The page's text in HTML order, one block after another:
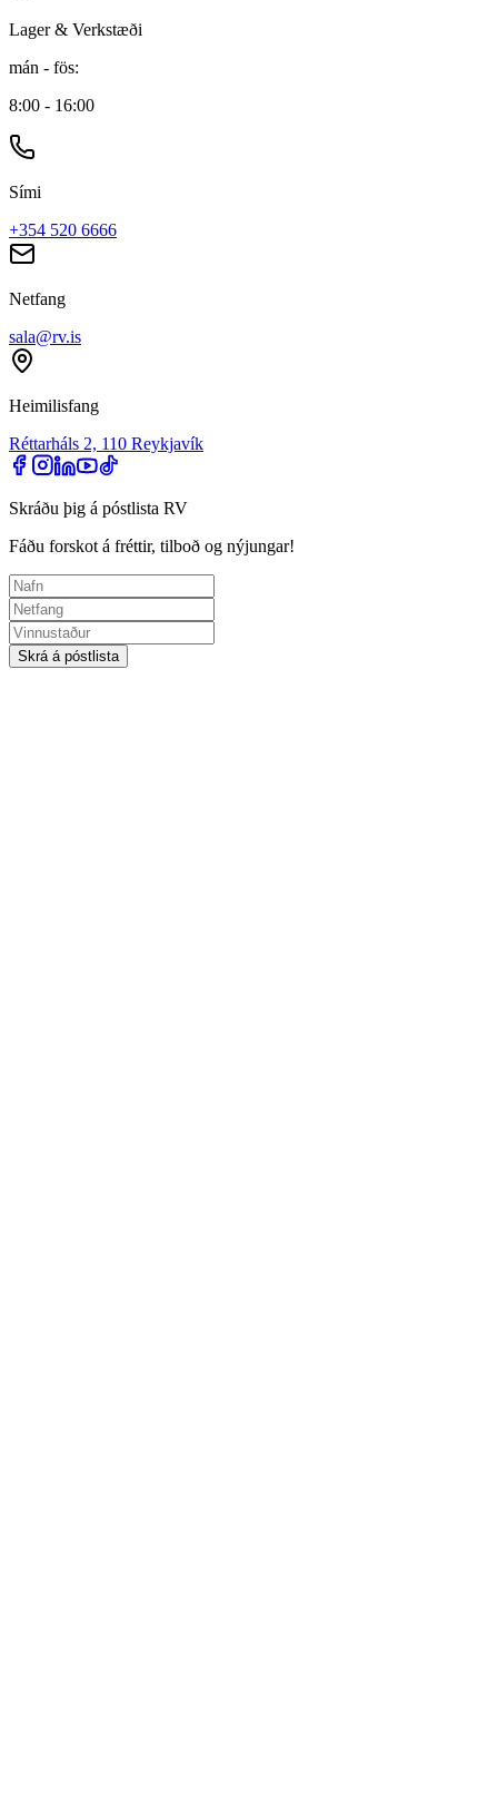
Lager & Verkstæði
mán - fös:
8:00 - 16:00
Sími
+354 520 6666
Netfang
sala@rv.is
Heimilisfang
Réttarháls 2, 110 Reykjavík
Skráðu þig á póstlista RV
Fáðu forskot á fréttir, tilboð og nýjungar!
Skrá á póstlista